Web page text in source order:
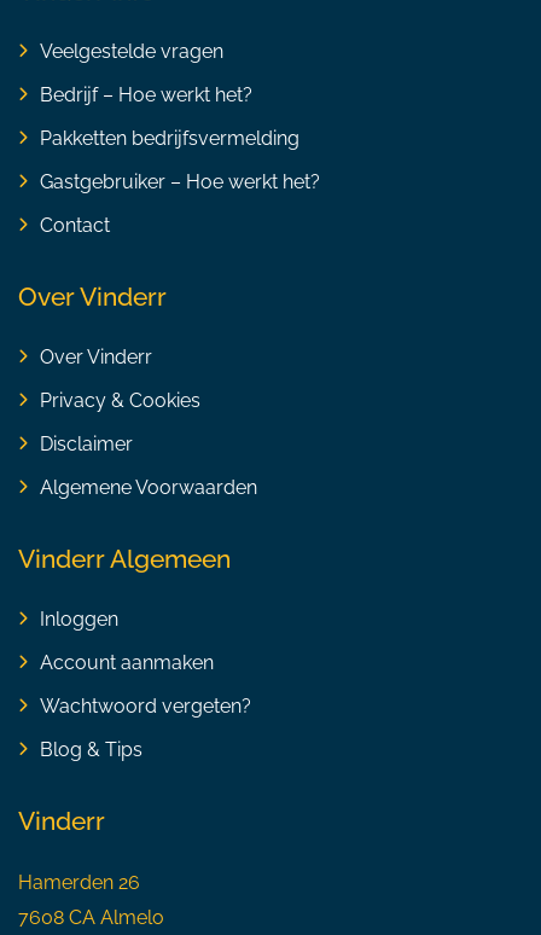
Veelgestelde vragen
Bedrijf – Hoe werkt het?
Pakketten bedrijfsvermelding
Gastgebruiker – Hoe werkt het?
Contact
Over Vinderr
Over Vinderr
Privacy & Cookies
Disclaimer
Algemene Voorwaarden
Vinderr Algemeen
Inloggen
Account aanmaken
Wachtwoord vergeten?
Blog & Tips
Vinderr
Hamerden 26
7608 CA Almelo